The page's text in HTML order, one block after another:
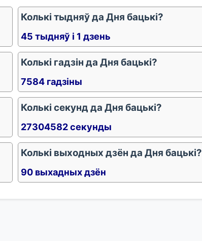
Колькі тыдняў да Дня бацькі?
45 тыдняў і 1 дзень
Колькі гадзін да Дня бацькі?
7584 гадзіны
Колькі секунд да Дня бацькі?
27304582 секунды
Колькі выходных дзён да Дня бацькі?
90 выхадных дзён